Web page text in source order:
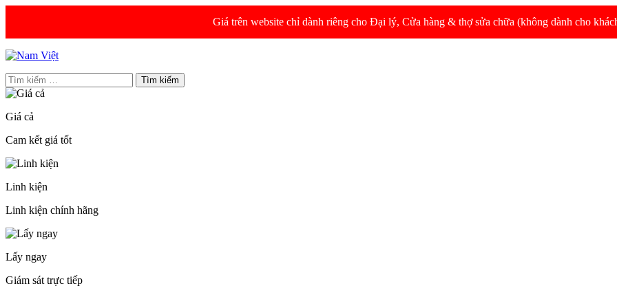
Giá trên website chỉ dành riêng cho Đại lý, Cửa hàng & thợ sửa chữa (không dành cho
Skip
content
Tìm
kiếm
Giá cả
Cam kết giá tốt
Linh kiện
Linh kiện chính hãng
Lấy ngay
Giám sát trực tiếp